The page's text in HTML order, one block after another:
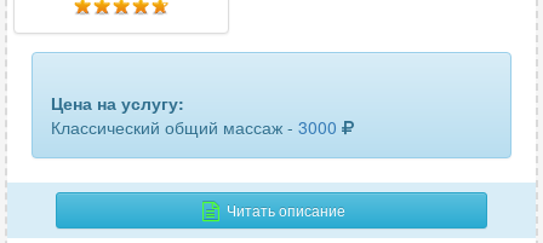
Цена на услугу:
Классический общий массаж - 3000
Читать описание